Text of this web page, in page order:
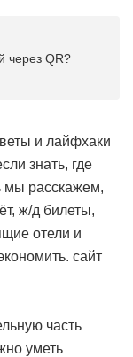
через QR?
и лайфхаки
знать, где
мы расскажем,
ж/д билеты,
отели и
сайт
часть
уметь